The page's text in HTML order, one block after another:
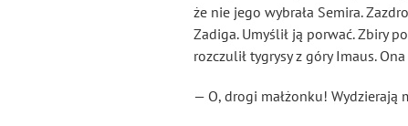
że nie jego wybrała Semira.
Zadiga. Umyślił ją porwać. Zbiry
rozczulił tygrysy z góry Imaus.
— O, drogi małżonku!